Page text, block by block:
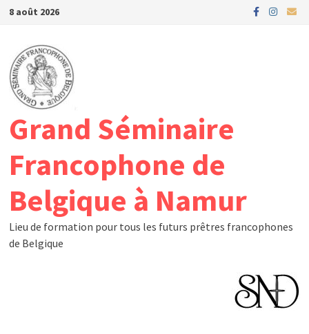
Passer
contenu
8 août 2026
Grand Séminaire
Francophone de
Belgique à Namur
Lieu de formation pour tous les futurs prêtres francophones
de Belgique